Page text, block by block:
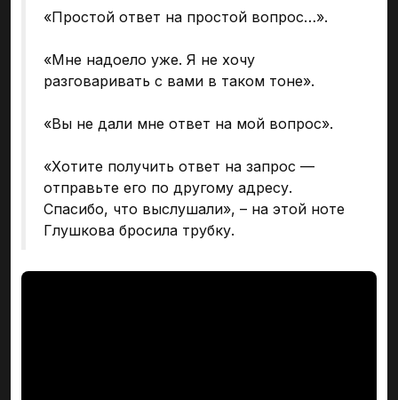
«Простой ответ на простой вопрос…».
«Мне надоело уже. Я не хочу
разговаривать с вами в таком тоне».
«Вы не дали мне ответ на мой вопрос».
«Хотите получить ответ на запрос —
отправьте его по другому адресу.
Спасибо, что выслушали», – на этой ноте
Глушкова бросила трубку.